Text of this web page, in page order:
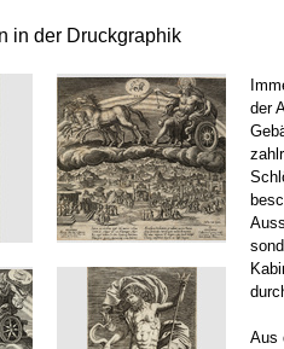
in der Druckgraphik
der
Aus